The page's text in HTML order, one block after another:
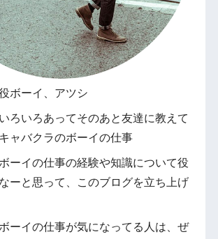
ボーイ、アツシ
ろいろあってそのあと友達に教えて
ャバクラのボーイの仕事
ーイの仕事の経験や知識について役
ーと思って、このブログを立ち上げ
ーイの仕事が気になってる人は、ぜ